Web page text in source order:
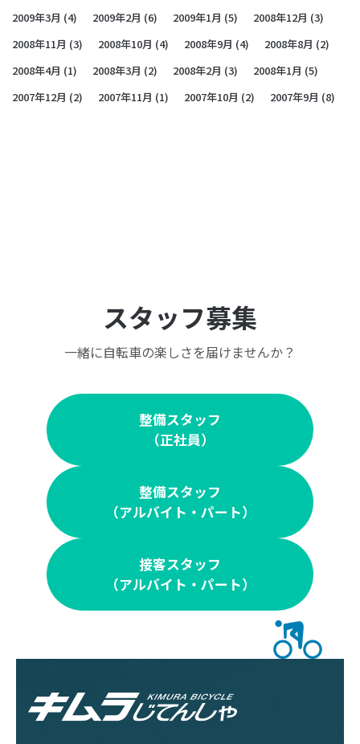
2009年3月 (4) 2009年2月 (6) 2009年1月 (5) 2008年12月 (3)
2008年11月 (3) 2008年10月 (4) 2008年9月 (4) 2008年8月 (2)
2008年4月 (1) 2008年3月 (2) 2008年2月 (3) 2008年1月 (5)
2007年12月 (2) 2007年11月 (1) 2007年10月 (2) 2007年9月 (8)
スタッフ募集
一緒に自転車の楽しさを届けませんか？
整備スタッフ
（正社員）
整備スタッフ
（アルバイト・パート）
接客スタッフ
（アルバイト・パート）